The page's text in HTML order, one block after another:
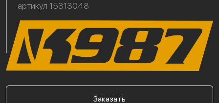
артикул 15313048
Заказать